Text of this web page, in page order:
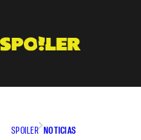
contenido
SPOILER NOTICIAS